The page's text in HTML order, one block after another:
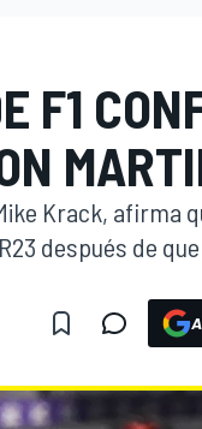
F1
Krack, afirma
después de